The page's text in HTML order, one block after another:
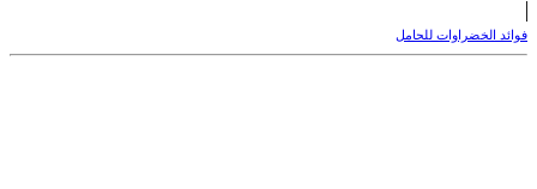
فوائد الخضراوات للحامل